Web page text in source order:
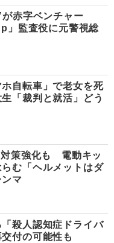
赤字ベンチャー
監査役に元警視総
ホ自転車」で老女を死
「裁判と就活」どう
策強化も 電動キッ
む「ヘルメットはダ
マ
殺人認知症ドライバ
付の可能性も